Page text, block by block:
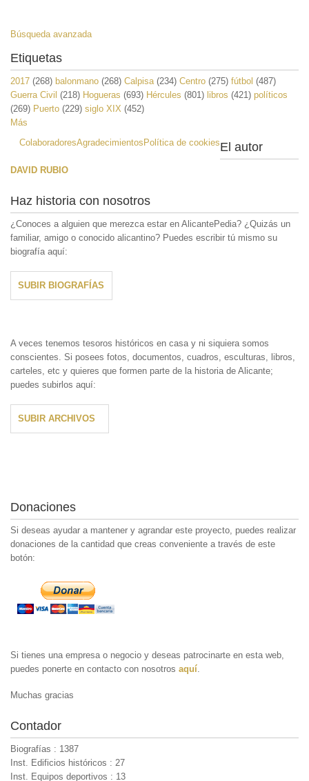
Búsqueda avanzada
Etiquetas
2017 (268) balonmano (268) Calpisa(234) Centro (275) fútbol (487)
Guerra Civil (218) Hogueras (693) Hércules (801) libros (421) políticos
(269) Puerto (229) siglo XIX (452)
Más
ColaboradoresAgradecimientosPolítica de cookiesEl autor
DAVID RUBIO
Haz historia con nosotros
¿Conoces a alguien que merezca estar en AlicantePedia? ¿Quizás un
familiar, amigo o conocido alicantino? Puedes escribir tú mismo su
biografía aquí:
SUBIR BIOGRAFÍAS
A veces tenemos tesoros históricos en casa y ni siquiera somos
conscientes. Si posees fotos, documentos, cuadros, esculturas, libros,
carteles, etc y quieres que formen parte de la historia de Alicante;
puedes subirlos aquí:
SUBIR ARCHIVOS
Donaciones
Si deseas ayudar a mantener y agrandar este proyecto, puedes realizar
donaciones de la cantidad que creas conveniente a través de este
botón:
Si tienes una empresa o negocio y deseas patrocinarte en esta web,
puedes ponerte en contacto con nosotros aquí
Muchas gracias
Contador
Biografías : 1387
Inst. Edificios históricos : 27
Inst. Equipos deportivos : 13